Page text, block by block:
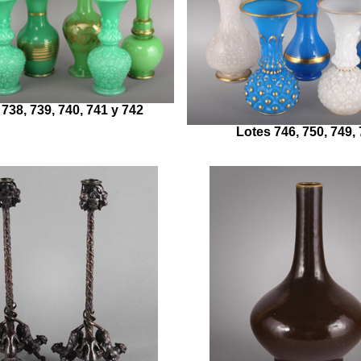
739, 740, 741 y 742
Lotes 746, 750, 749,